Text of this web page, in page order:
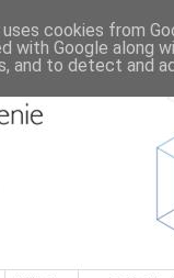
cookies from
with Google along
and to detect and